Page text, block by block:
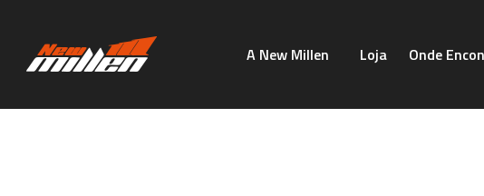
A New Millen Loja Onde